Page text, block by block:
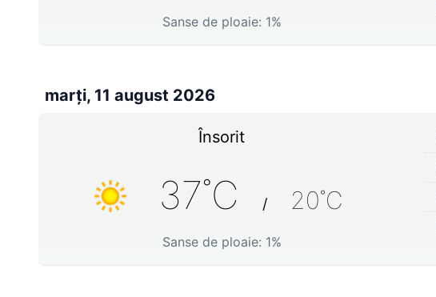
Sanse de ploaie: 1%
marți, 11 august 2026
Însorit
37˚C / 20˚C
Sanse de ploaie: 1%